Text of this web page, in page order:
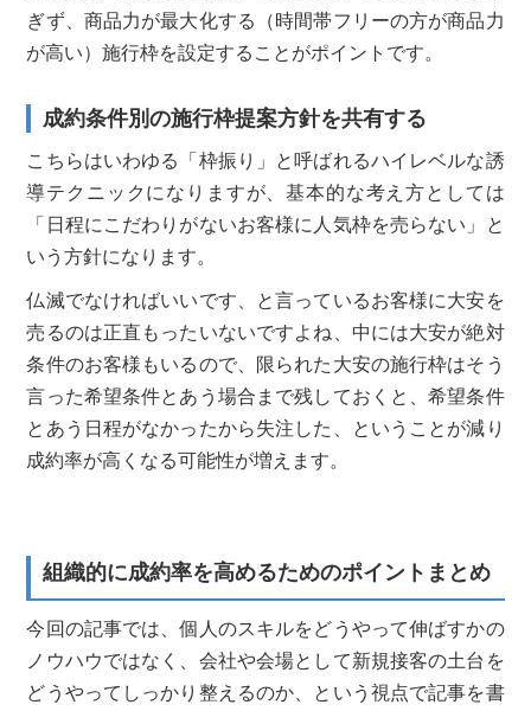
ぎず、商品力が最大化する（時間帯フリーの方が商品力
が高い）施行枠を設定することがポイントです。
成約条件別の施行枠提案方針を共有する
こちらはいわゆる「枠振り」と呼ばれるハイレベルな誘
導テクニックになりますが、基本的な考え方としては
「日程にこだわりがないお客様に人気枠を売らない」と
いう方針になります。
仏滅でなければいいです、と言っているお客様に大安を
売るのは正直もったいないですよね、中には大安が絶対
条件のお客様もいるので、限られた大安の施行枠はそう
言った希望条件とあう場合まで残しておくと、希望条件
とあう日程がなかったから失注した、ということが減り
成約率が高くなる可能性が増えます。
組織的に成約率を高めるためのポイントまとめ
今回の記事では、個人のスキルをどうやって伸ばすかの
ノウハウではなく、会社や会場として新規接客の土台を
どうやってしっかり整えるのか、という視点で記事を書